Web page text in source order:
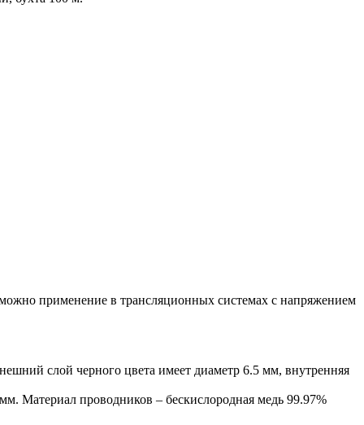
применение в трансляционных системах с напряжением
слой черного цвета имеет диаметр 6.5 мм, внутренняя
Материал проводников – бескислородная медь 99.97%